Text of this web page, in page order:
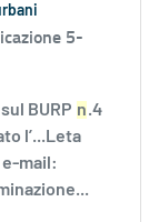
5-
BURP n.4
l’...Leta
e-mail: